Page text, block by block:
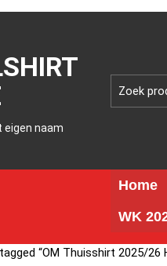
eigen naam
Home
WK
“OM Thuisshirt 2025/26